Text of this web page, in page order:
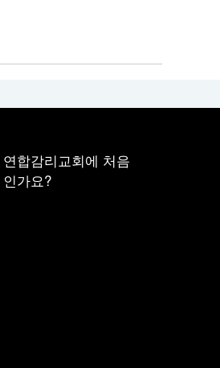
연합감리교회에 처음
인가요?